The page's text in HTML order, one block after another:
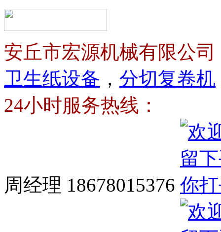
安丘市宏源机械有限公司
卫生纸设备 ， 分切复卷机
24小时服务热线：
周经理 18678015376